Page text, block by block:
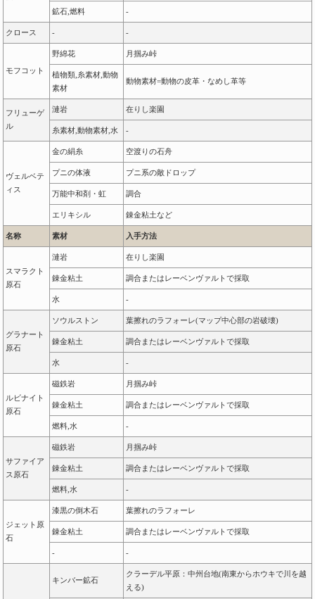
鉱石,燃料 -
クロース - -
モフコット
野綿花 月掴み峠
植物類,糸素材,動物
素材
動物素材=動物の皮革・なめし革等
フリューゲ
ル
漣岩 在りし楽園
糸素材,動物素材,水 -
ヴェルベテ
ィス
金の絹糸 空渡りの石舟
プニの体液 プニ系の敵ドロップ
万能中和剤・虹 調合
エリキシル 錬金粘土など
名称 素材 入手方法
スマラクト
原石
漣岩 在りし楽園
錬金粘土 調合またはレーベンヴァルトで採取
水 -
グラナート
原石
ソウルストン 葉擦れのラフォーレ(マップ中心部の岩破壊)
錬金粘土 調合またはレーベンヴァルトで採取
水 -
ルビナイト
原石
磁鉄岩 月掴み峠
錬金粘土 調合またはレーベンヴァルトで採取
燃料,水 -
サファイア
ス原石
磁鉄岩 月掴み峠
錬金粘土 調合またはレーベンヴァルトで採取
燃料,水 -
ジェット原
石
漆黒の倒木石 葉擦れのラフォーレ
錬金粘土 調合またはレーベンヴァルトで採取
- -
キンバー鉱石
クラーデル平原：中州台地(南東からホウキで川を越
える)